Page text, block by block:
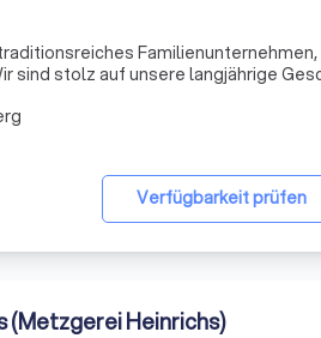
Familienunternehmen,
sind stolz auf unsere langjährige
Verfügbarkeit prüfen
(Metzgerei Heinrichs)